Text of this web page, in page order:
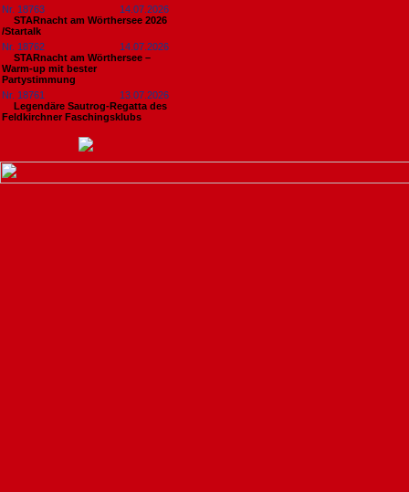
Nr. 18763
14.07.2026
STARnacht am Wörthersee 2026
/Startalk
Nr. 18762
14.07.2026
STARnacht am Wörthersee –
Warm-up mit bester
Partystimmung
Nr. 18761
13.07.2026
Legendäre Sautrog-Regatta des
Feldkirchner Faschingsklubs